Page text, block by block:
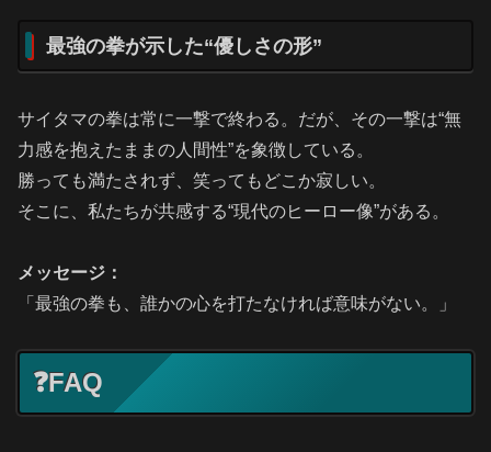
最強の拳が示した“優しさの形”
サイタマの拳は常に一撃で終わる。だが、その一撃は“無
力感を抱えたままの人間性”を象徴している。
勝っても満たされず、笑ってもどこか寂しい。
そこに、私たちが共感する“現代のヒーロー像”がある。
メッセージ：
「最強の拳も、誰かの心を打たなければ意味がない。」
❓FAQ